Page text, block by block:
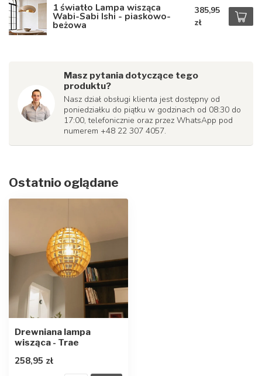
1 światło Lampa wisząca
Wabi-Sabi Ishi - piaskowo-
beżowa
385,95
zł
Masz pytania dotyczące tego
produktu?
Nasz dział obsługi klienta jest dostępny od
poniedziałku do piątku w godzinach od 08:30 do
17:00, telefonicznie oraz przez WhatsApp pod
numerem +48 22 307 4057.
Ostatnio oglądane
Drewniana lampa
wisząca - Trae
258,95 zł